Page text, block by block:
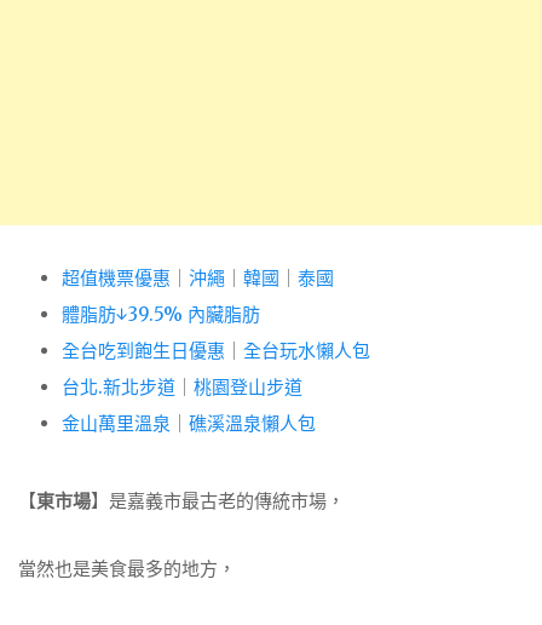
超值機票優惠 沖繩 韓國
泰國
體脂肪↓39.5% 內臟脂肪
全台吃到飽生日優惠
全台玩水懶人包
台北.新北步道
桃園登山步道
金山萬里溫泉
礁溪溫泉懶人包
【東市場】是嘉義市最古老的傳統市場，
當然也是美食最多的地方，